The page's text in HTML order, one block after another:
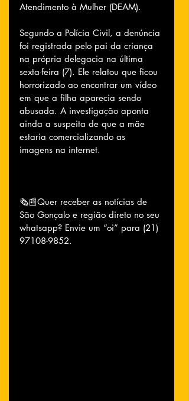
Atendimento à Mulher (DEAM).
Segundo a Polícia Civil, a denúncia
foi registrada pelo pai da criança
na própria delegacia na última
sexta-feira (7). Ele relatou que ficou
horrorizado ao encontrar um vídeo
em que a filha aparecia sendo
abusada. A investigação aponta
ainda a suspeita de que a mãe
estaria comercializando as
imagens na internet.
🗞📰Quer receber as notícias de
São Gonçalo e região direto no seu
whatsapp? Envie um “oi” para (21)
97108-9852.